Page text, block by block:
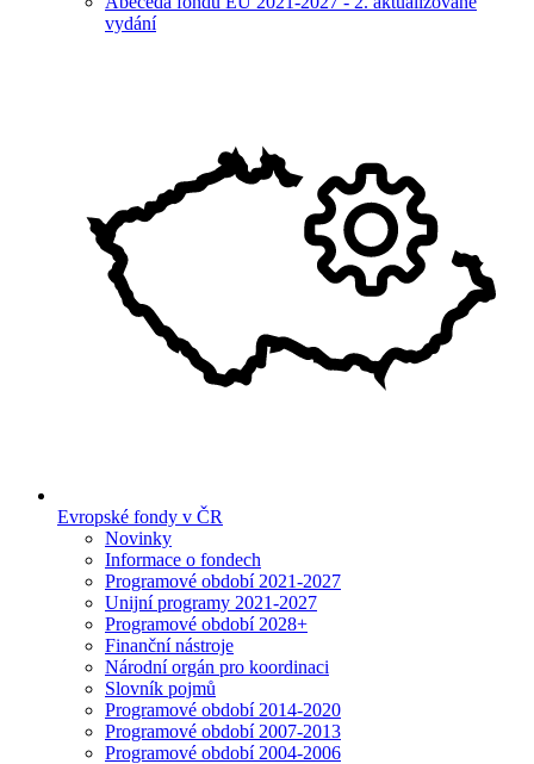
vydání
Evropské fondy v ČR
Novinky
Informace o fondech
Programové období 2021-2027
Unijní programy 2021-2027
Programové období 2028+
Finanční nástroje
Národní orgán pro koordinaci
Slovník pojmů
Programové období 2014-2020
Programové období 2007-2013
Programové období 2004-2006